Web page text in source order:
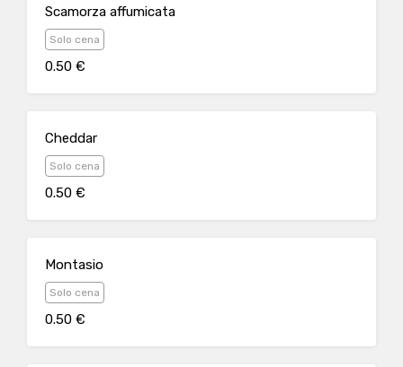
Scamorza affumicata
Solo cena
0.50 €
Cheddar
Solo cena
0.50 €
Montasio
Solo cena
0.50 €